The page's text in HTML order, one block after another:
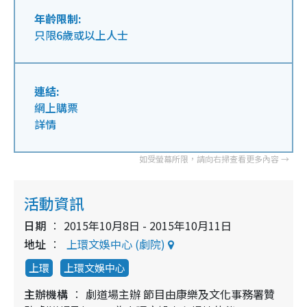
年齡限制:
只限6歲或以上人士
連結:
網上購票
詳情
活動資訊
日期
2015年10月8日 - 2015年10月11日
地址
上環文娛中心 (劇院)
上環 上環文娛中心
主辦機構
劇道場主辦 節目由康樂及文化事務署贊